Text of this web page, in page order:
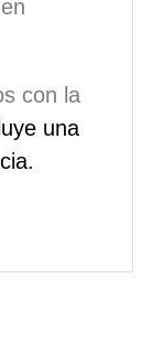
con la
una